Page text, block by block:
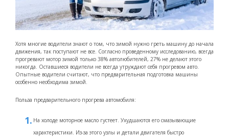
Хотя многие водители знают о том, что зимой нужно греть машину до начала
движения, так поступают не все. Согласно проведенному исследованию, всегда
прогревают мотор зимой только 38% автолюбителей, 27% не делают этого
никогда. Оставшиеся водители не всегда утруждают себя прогревом авто.
Опытные водители считают, что предварительная подготовка машины
особенно необходима зимой.
Польза предварительного прогрева автомобиля:
На холоде моторное масло густеет. Ухудшаются его смазывающие
характеристики. Из-за этого узлы и детали двигателя быстро